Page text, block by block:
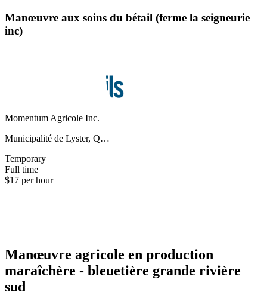
Manœuvre aux soins du bétail (ferme la seigneurie
inc)
Momentum Agricole Inc.
Municipalité de Lyster, Q…
Temporary
Full time
$17 per hour
Manœuvre agricole en production
maraîchère - bleuetière grande rivière
sud